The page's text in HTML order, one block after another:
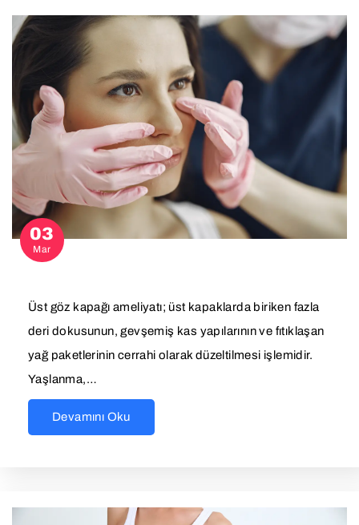
03
Mar
Üst göz kapağı ameliyatı; üst kapaklarda biriken fazla
deri dokusunun, gevşemiş kas yapılarının ve fıtıklaşan
yağ paketlerinin cerrahi olarak düzeltilmesi işlemidir.
Yaşlanma,…
Devamını Oku